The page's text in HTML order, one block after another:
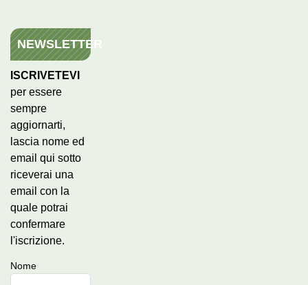
NEWSLETTER
ISCRIVETEVI
per essere
sempre
aggiornarti,
lascia nome ed
email qui sotto
riceverai una
email con la
quale potrai
confermare
l'iscrizione.
Nome